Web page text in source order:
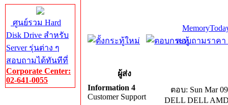
ศูนย์รวม Hard
Disk Drive สำหรับ
Server รุ่นต่าง ๆ
สอบถามได้ทันทีที่
Corporate Center:
02-641-0055
สอบถามราคา
ผู้ส่ง
Information 4
Customer Support
ตอบ: Sun Mar
DELL DELL AMD